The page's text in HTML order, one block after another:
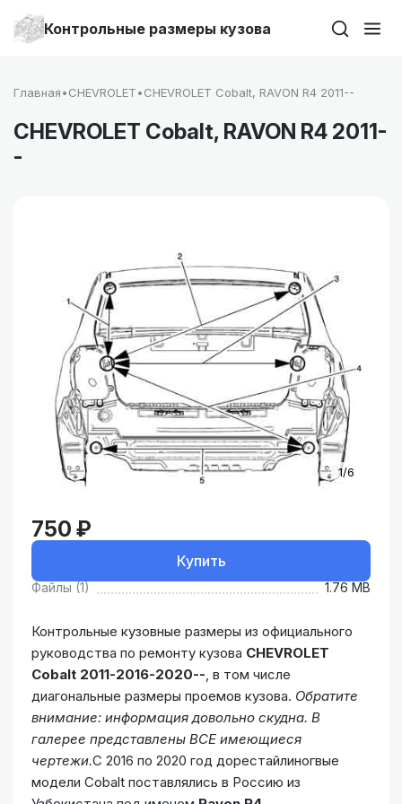
Контрольные размеры кузова
Главная•CHEVROLET•CHEVROLET Cobalt, RAVON R4 2011--
CHEVROLET Cobalt, RAVON R4 2011-
-
1/6
750 ₽
Купить
Файлы (1) 1.76 MB
Контрольные кузовные размеры из официального
руководства по ремонту кузова CHEVROLET
Cobalt 2011-2016-2020--, в том числе
диагональные размеры проемов кузова. Обратите
внимание: информация довольно скудна. В
галерее представлены ВСЕ имеющиеся
чертежи.C 2016 по 2020 год дорестайлиногвые
модели Cobalt поставлялись в Россию из